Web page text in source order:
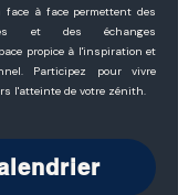
face à face permettent des
et des échanges
propice à l'inspiration et
Participez pour vivre
l'atteinte de votre zénith.